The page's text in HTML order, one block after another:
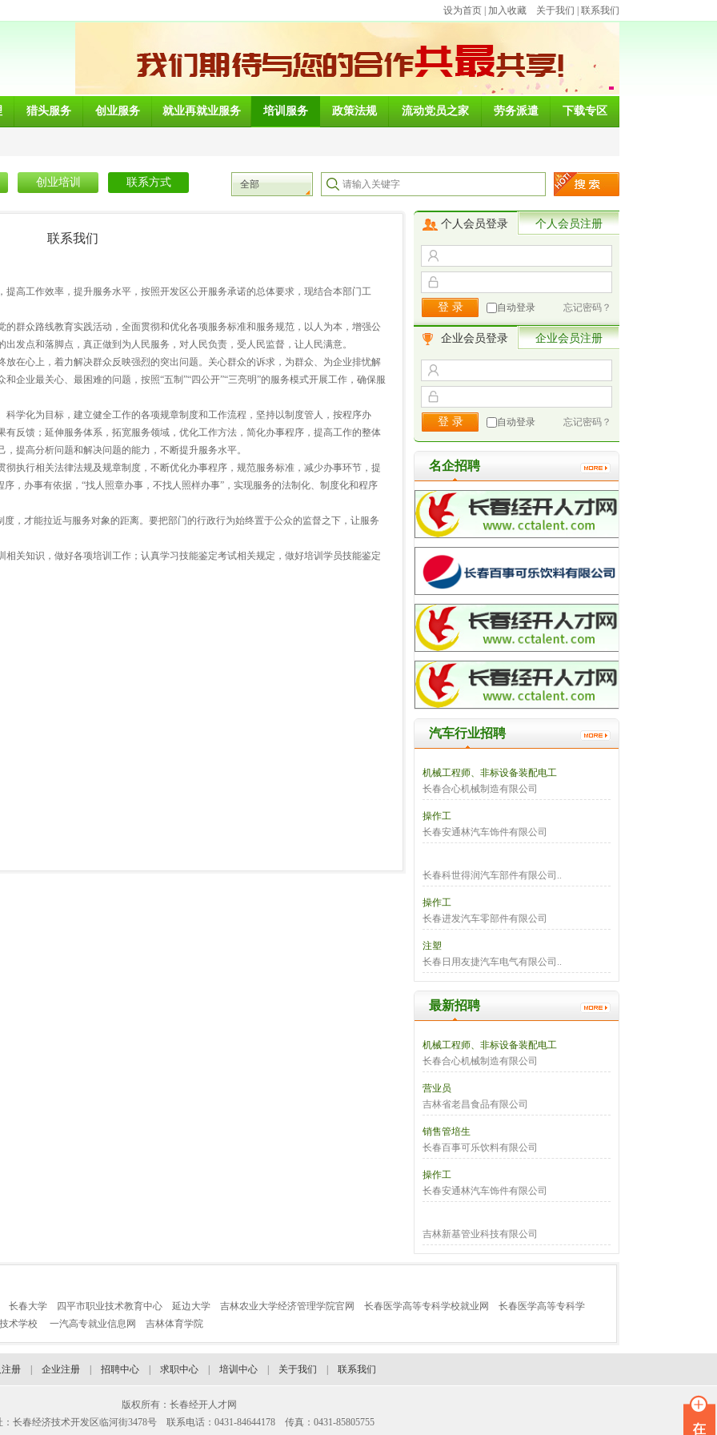
设为首页 加入收藏 关于我们 联系我们
猎头服务 创业服务 就业再就业服务 培训服务 政策法规 流动党员之家 劳务派遣 下载专区
创业培训 联系方式 全部
联系我们
高工作效率，提升服务水平，按照开发区公开服务承诺的总体要求，现结合本部门工
群众路线教育实践活动，全面贯彻和优化各项服务标准和服务规范，以人为本，增强公
发点和落脚点，真正做到为人民服务，对人民负责，受人民监督，让人民满意。
在心上，着力解决群众反映强烈的突出问题。关心群众的诉求，为群众、为企业排忧解
企业最关心、最困难的问题，按照“五制”“四公开”“三亮明”的服务模式开展工作，确保服
学化为目标，建立健全工作的各项规章制度和工作流程，坚持以制度管人，按程序办
反馈；延伸服务体系，拓宽服务领域，优化工作方法，简化办事程序，提高工作的整体
提高分析问题和解决问题的能力，不断提升服务水平。
执行相关法律法规及规章制度，不断优化办事程序，规范服务标准，减少办事环节，提
，办事有依据，“找人照章办事，不找人照样办事”，实现服务的法制化、制度化和程序
，才能拉近与服务对象的距离。要把部门的行政行为始终置于公众的监督之下，让服务
关知识，做好各项培训工作；认真学习技能鉴定考试相关规定，做好培训学员技能鉴定
个人会员登录 个人会员注册
自动登录 忘记密码？
企业会员登录 企业会员注册
自动登录 忘记密码？
名企招聘
汽车行业招聘
机械工程师、非标设备装配电工
长春合心机械制造有限公司
操作工
长春安通林汽车饰件有限公司
长春科世得润汽车部件有限公司..
操作工
长春进发汽车零部件有限公司
注塑
长春日用友捷汽车电气有限公司..
最新招聘
机械工程师、非标设备装配电工
长春合心机械制造有限公司
营业员
吉林省老昌食品有限公司
销售管培生
长春百事可乐饮料有限公司
操作工
长春安通林汽车饰件有限公司
吉林新基管业科技有限公司
长春大学 四平市职业技术教育中心 延边大学 吉林农业大学经济管理学院官网 长春医学高等专科学校就业网
长春医学高等专科学
术学校 一汽高专就业信息网 吉林体育学院
册 企业注册 招聘中心 求职中心 培训中心 关于我们 联系我们
版权所有：长春经开人才网
：长春经济技术开发区临河街3478号 联系电话：0431-84644178 传真：0431-85805755